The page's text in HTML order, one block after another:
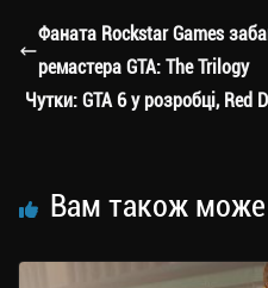
a
m
er ok Li
nk
Фаната Rockstar Games
ремастера GTA: The Trilogy
Чутки: GTA 6 у розробці, Red
Вам також може